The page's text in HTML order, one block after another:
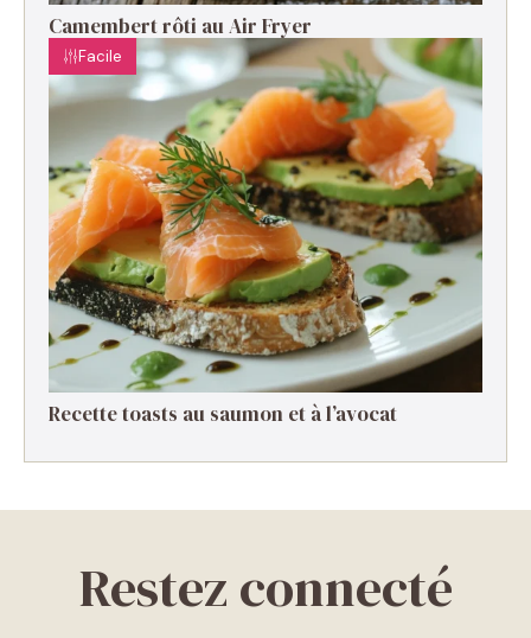
Camembert rôti au Air Fryer
Facile
Recette toasts au saumon et à l’avocat
Restez connecté